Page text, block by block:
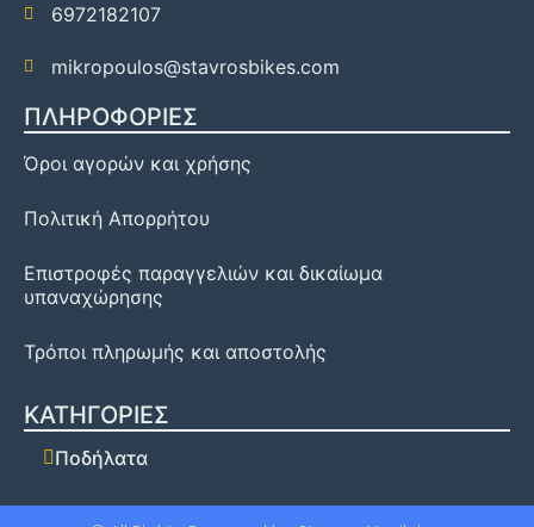
6972182107
mikropoulos@stavrosbikes.com
ΠΛΗΡΟΦΟΡΙΕΣ
Όροι αγορών και χρήσης
Πολιτική Απορρήτου
Επιστροφές παραγγελιών και δικαίωμα
υπαναχώρησης
Τρόποι πληρωμής και αποστολής
ΚΑΤΗΓΟΡΙΕΣ
Ποδήλατα